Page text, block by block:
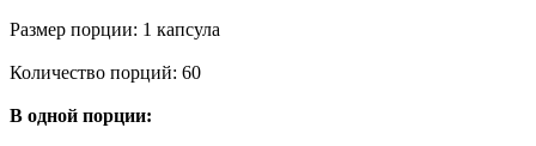
Размер порции: 1 капсула
Количество порций: 60
В одной порции: